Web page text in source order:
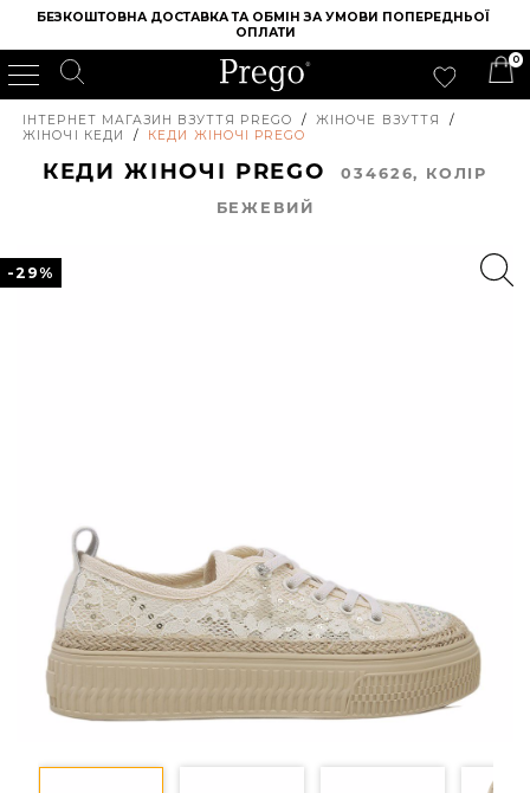
БЕЗКОШТОВНА ДОСТАВКА ТА ОБМІН ЗА УМОВИ ПОПЕРЕДНЬОЇ
ОПЛАТИ
0
ІНТЕРНЕТ МАГАЗИН ВЗУТТЯ PREGO / ЖІНОЧЕ ВЗУТТЯ
/
ЖІНОЧІ КЕДИ
/ КЕДИ ЖІНОЧІ PREGO
КЕДИ ЖІНОЧІ PREGO034626, КОЛIР
БЕЖЕВИЙ
-29%